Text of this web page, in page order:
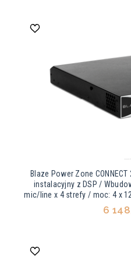
Blaze Power Zone
instalacyjny z DSP /
mic/line x 4 strefy / moc: 4 x
6